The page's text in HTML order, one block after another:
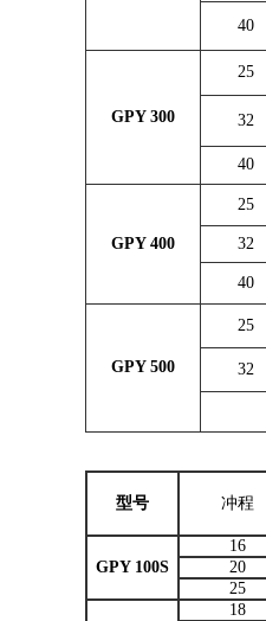
40
GPY 300
25
32
40
GPY 400
25
32
40
GPY 500
25
32
型号 冲程
GPY 100S
16
20
25
18